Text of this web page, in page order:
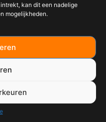
kan dit een nadelige
mogelijkheden.